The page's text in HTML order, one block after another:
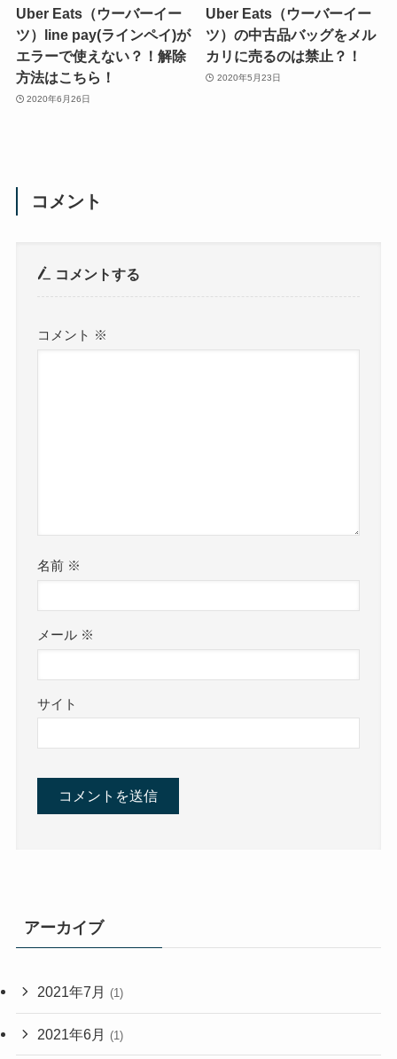
Uber Eats（ウーバーイー
ツ）line pay(ラインペイ)が
エラーで使えない？！解除
方法はこちら！
2020年6月26日
Uber Eats（ウーバーイー
ツ）の中古品バッグをメル
カリに売るのは禁止？！
2020年5月23日
コメント
コメントする
コメント ※
名前 ※
メール ※
サイト
アーカイブ
2021年7月 (1)
2021年6月 (1)